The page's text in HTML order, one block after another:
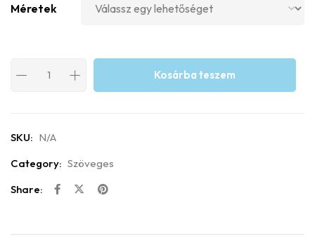
Méretek
Kosárba teszem
SKU: N/A
Category: Szöveges
Share: